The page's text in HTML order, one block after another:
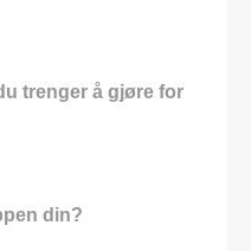
trenger å gjøre for
din?